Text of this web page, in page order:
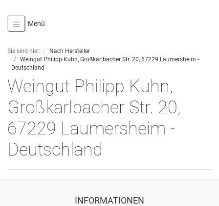
Menü
Sie sind hier:
Nach Hersteller
Weingut Philipp Kuhn, Großkarlbacher Str. 20, 67229 Laumersheim -
Deutschland
Weingut Philipp Kuhn,
Großkarlbacher Str. 20,
67229 Laumersheim -
Deutschland
INFORMATIONEN